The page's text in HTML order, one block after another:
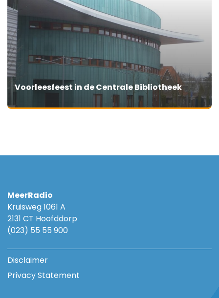
Voorleesfeest in de Centrale Bibliotheek
MeerRadio
Kruisweg 1061 A
2131 CT Hoofddorp
(023) 55 55 900
Disclaimer
Privacy Statement